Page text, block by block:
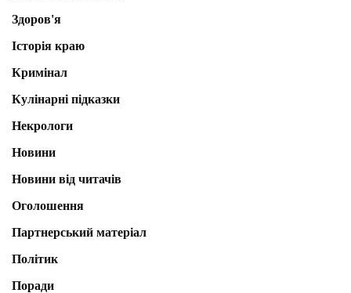
Здоров'я
Історія краю
Кримінал
Кулінарні підказки
Некрологи
Новини
Новини від читачів
Оголошення
Партнерський матеріал
Політик
Поради